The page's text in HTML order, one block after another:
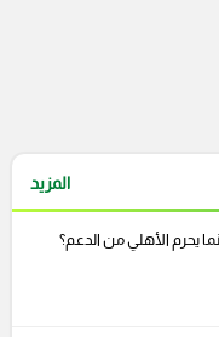
المزيد
يحرم الأهلي من الدعم؟